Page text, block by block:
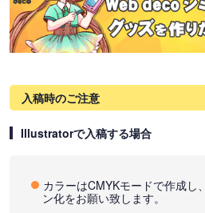
入稿時のご注意
Illustratorで入稿する場合
カラーはCMYKモードで作成し
ン化をお願い致します。